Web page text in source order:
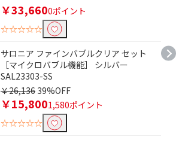
￥33,6600ポイント
☆☆☆☆☆
サロニア ファインバブルクリア セット
［マイクロバブル機能］ シルバー
SAL23303-SS
￥26,136 39%OFF
￥15,8001,580ポイント
☆☆☆☆☆